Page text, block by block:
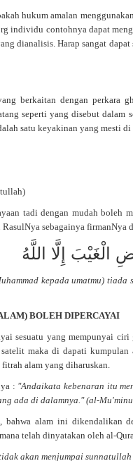
hukum amalan
individu contohnya dapat
dianalisis. Harap sangat
berkaitan dengan perkara
seperti yang disebut dalam
satu keyakinan yang mesti
tadi dengan mudah boleh
sebagainya firmanNya
إِلَّا اللَّهُ
kepada umatmu)
BOLEH DIPERCAYAI
sesuatu yang mempunyai
maka di dapati kumpulan
alam yang diharuskan.
: "Andaikata kebenaran itu
ada di dalamnya." (al-
alam ini dikendalikan
telah dinyatakan oleh al-
akan menjumpai